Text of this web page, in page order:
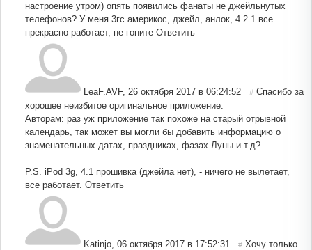
настроение утром) опять появились фанаты не джейльнутых
телефонов? У меня 3гс америкос, джейл, анлок, 4.2.1 все
прекрасно работает, не гоните Ответить
LeaF.AVF, 26 октября 2017 в 06:24:52 # Спасибо за
хорошее неизбитое оригинальное приложение.
Авторам: раз уж приложение так похоже на старый отрывной
календарь, так может вы могли бы добавить информацию о
знаменательных датах, праздниках, фазах Луны и т.д?
P.S. iPod 3g, 4.1 прошивка (джейла нет), - ничего не вылетает,
все работает. Ответить
Katinjo, 06 октября 2017 в 17:52:31 # Хочу только